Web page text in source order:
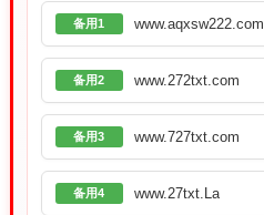
备用1 www.aqxsw222.com
备用2 www.272txt.com
备用3 www.727txt.com
备用4 www.27txt.La